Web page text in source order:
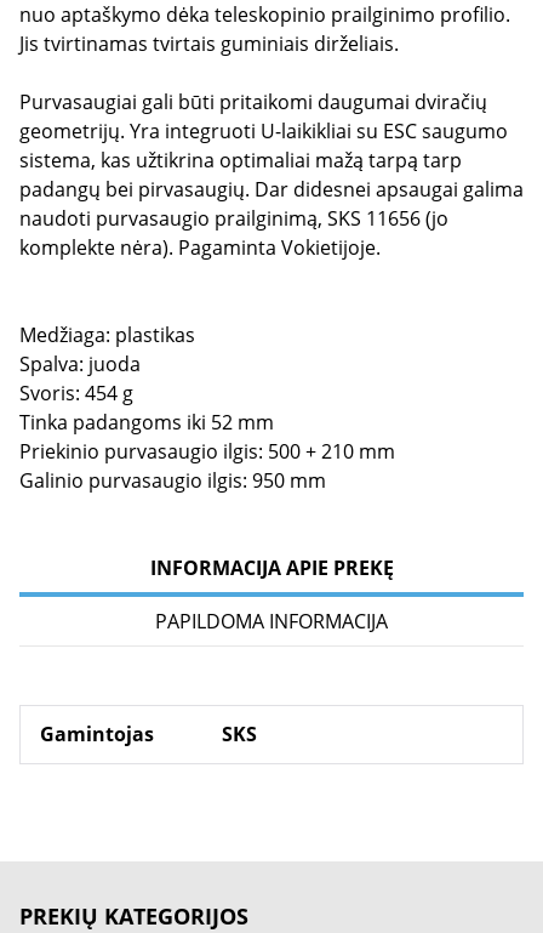
nuo aptaškymo dėka teleskopinio prailginimo profilio.
Jis tvirtinamas tvirtais guminiais dirželiais.
Purvasaugiai gali būti pritaikomi daugumai dviračių
geometrijų. Yra integruoti U-laikikliai su ESC saugumo
sistema, kas užtikrina optimaliai mažą tarpą tarp
padangų bei pirvasaugių. Dar didesnei apsaugai galima
naudoti purvasaugio prailginimą, SKS 11656 (jo
komplekte nėra). Pagaminta Vokietijoje.
Medžiaga: plastikas
Spalva: juoda
Svoris: 454 g
Tinka padangoms iki 52 mm
Priekinio purvasaugio ilgis: 500 + 210 mm
Galinio purvasaugio ilgis: 950 mm
INFORMACIJA APIE PREKĘ
PAPILDOMA INFORMACIJA
Gamintojas SKS
PREKIŲ KATEGORIJOS